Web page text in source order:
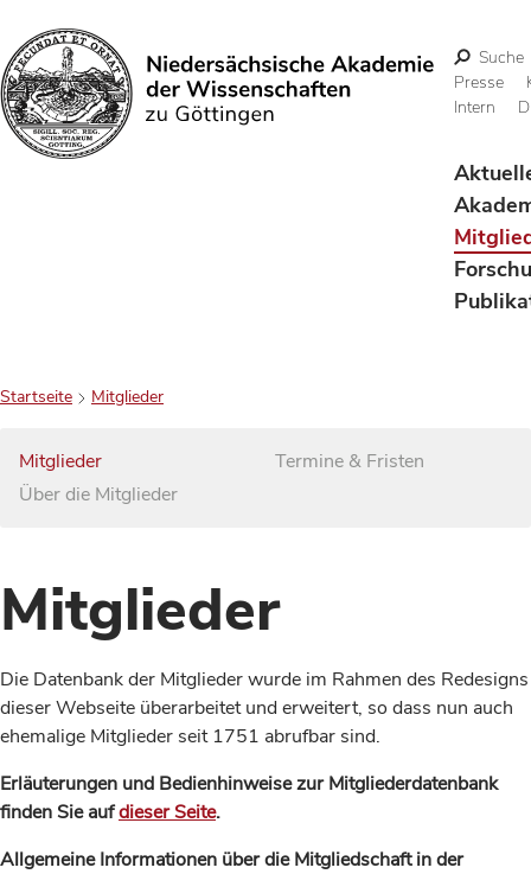
Suchen
Suche
Presse
Intern
Startseite Mitglieder
Mitglieder
Über die Mitglieder
Termine & Fristen
Mitglieder
Die Datenbank der Mitglieder wurde im Rahmen des Redesigns
dieser Webseite überarbeitet und erweitert, so dass nun auch
ehemalige Mitglieder seit 1751 abrufbar sind.
Erläuterungen und Bedienhinweise zur Mitgliederdatenbank
finden Sie aufdieser Seite.
Allgemeine Informationen über die Mitgliedschaft in der